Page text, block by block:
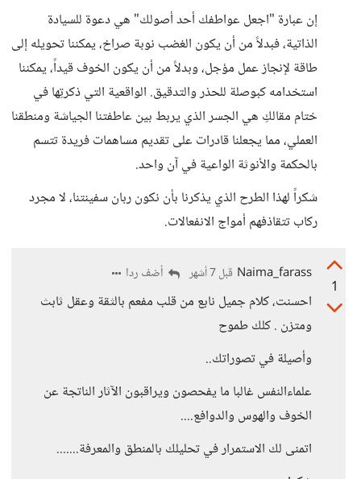
إن عبارة "اجعل عواطفك أحد أصولك" هي دعوة للسيادة
الذاتية، فبدلاً من أن يكون الغضب نوبة صراخ، يمكننا تحويله إلى
طاقة لإنجاز عمل مؤجل، وبدلاً من أن يكون الخوف قيداً، يمكننا
استخدامه كبوصلة للحذر والتدقيق. الواقعية التي ذكرتِها في
ختام مقالكِ هي الجسر الذي يربط بين عاطفتنا الجياشة ومنطقنا
العملي، مما يجعلنا قادرات على تقديم مساهمات فريدة تتسم
بالحكمة والأنوثة الواعية في آن واحد.
شكراً لهذا الطرح الذي يذكرنا بأن نكون ربان سفينتنا، لا مجرد
ركاب تتقاذفهم أمواج الانفعالات.
1
Naima_farass قبل 7 أشهر أضف ردا
احسنت، كلام جميل نابع من قلب مفعم بالثقة وعقل ثابث
ومتزن . كلك طموح
وأصيلة في تصوراتك..
علماءالنفس غالبا ما يفحصون ويراقبون الآثار الناتجة عن
الخوف والهوس والدوافع....
اتمنى لك الاستمرار في تحليلك بالمنطق والمعرفة.......